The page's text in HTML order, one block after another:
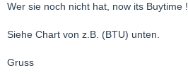
Wer sie noch nicht hat, now its Buytime !
Siehe Chart von z.B. (BTU) unten.
Gruss